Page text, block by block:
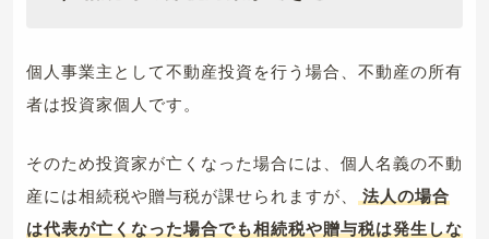
個人事業主として不動産投資を行う場合、不動産の所有
者は投資家個人です。
そのため投資家が亡くなった場合には、個人名義の不動
産には相続税や贈与税が課せられますが、
法人の場合
は代表が亡くなった場合でも相続税や贈与税は発生しな